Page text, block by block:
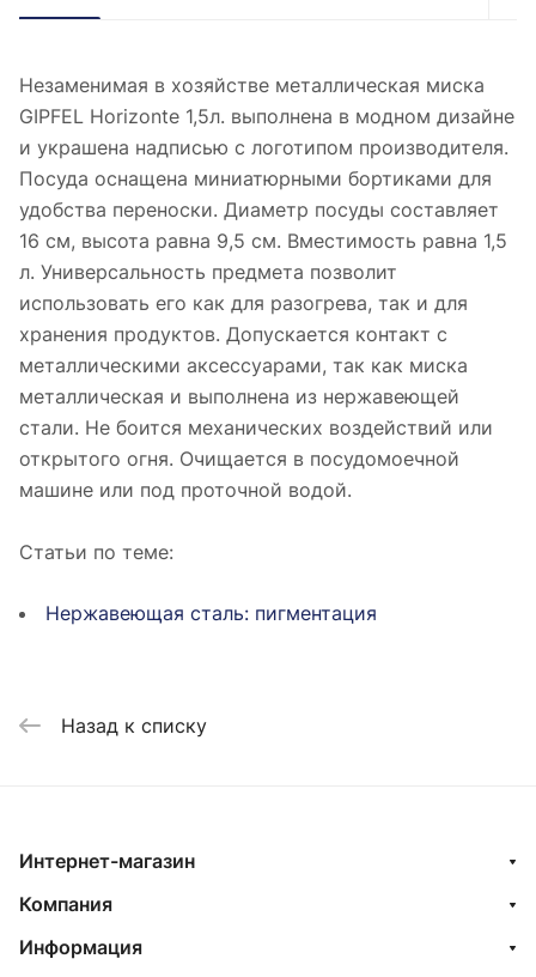
Незаменимая в хозяйстве металлическая миска
GIPFEL Horizonte 1,5л. выполнена в модном дизайне
и украшена надписью с логотипом производителя.
Посуда оснащена миниатюрными бортиками для
удобства переноски. Диаметр посуды составляет
16 см, высота равна 9,5 см. Вместимость равна 1,5
л. Универсальность предмета позволит
использовать его как для разогрева, так и для
хранения продуктов. Допускается контакт с
металлическими аксессуарами, так как миска
металлическая и выполнена из нержавеющей
стали. Не боится механических воздействий или
открытого огня. Очищается в посудомоечной
машине или под проточной водой.
Статьи по теме:
Нержавеющая сталь: пигментация
Назад к списку
Интернет-магазин
Компания
Информация